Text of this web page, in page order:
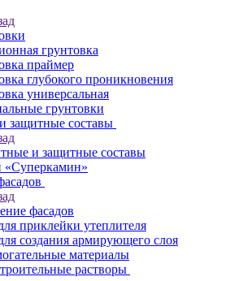
грунтовка
праймер
глубокого проникновения
универсальная
грунтовки
защитные составы
и защитные составы
«Суперкамин»
фасадов
приклейки утеплителя
создания армирующего слоя
материалы
растворы